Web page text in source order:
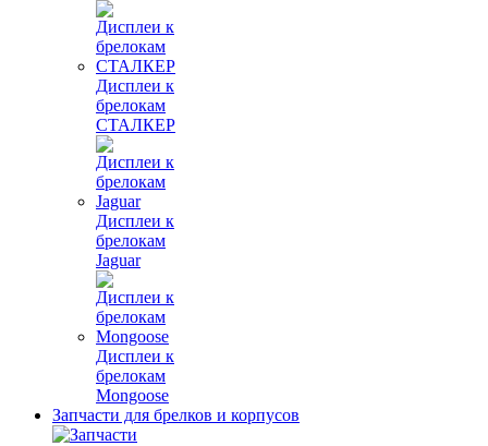
Дисплеи к
брелокам
СТАЛКЕР
Дисплеи к
брелокам
Jaguar
Дисплеи к
брелокам
Mongoose
Запчасти для брелков и корпусов